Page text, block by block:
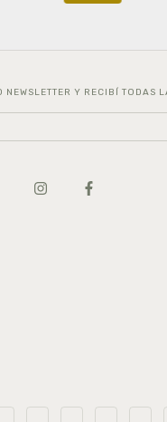
NEWSLETTER Y RECIBÍ TODAS